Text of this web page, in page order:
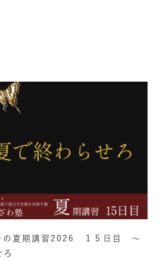
の夏期講習2026 １５日目 ～
ろ